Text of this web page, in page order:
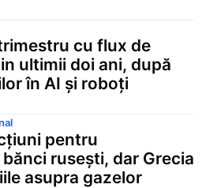
cu flux de
ultimii doi ani, după
în AI și roboți
pentru
rusești, dar Grecia
asupra gazelor